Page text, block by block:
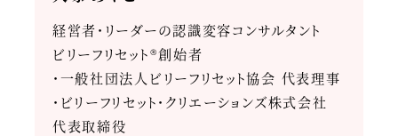
経営者・リーダーの認識変容コンサルタント
ビリーフリセット®創始者
・一般社団法人ビリーフリセット協会 代表理事
・ビリーフリセット・クリエーションズ株式会社
代表取締役